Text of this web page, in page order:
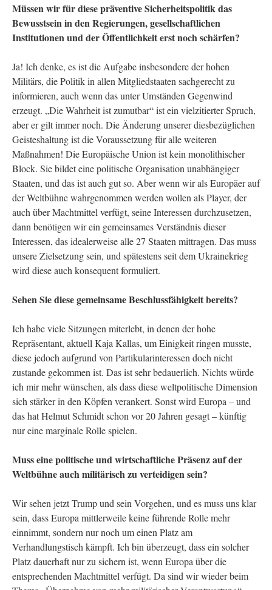
Müssen wir für diese präventive Sicherheitspolitik das
Bewusstsein in den Regierungen, gesellschaftlichen
Institutionen und der Öffentlichkeit erst noch schärfen?
Ja! Ich denke, es ist die Aufgabe insbesondere der hohen
Militärs, die Politik in allen Mitgliedstaaten sachgerecht zu
informieren, auch wenn das unter Umständen Gegenwind
erzeugt. „Die Wahrheit ist zumutbar“ ist ein vielzitierter Spruch,
aber er gilt immer noch. Die Änderung unserer diesbezüglichen
Geisteshaltung ist die Voraussetzung für alle weiteren
Maßnahmen! Die Europäische Union ist kein monolithischer
Block. Sie bildet eine politische Organisation unabhängiger
Staaten, und das ist auch gut so. Aber wenn wir als Europäer auf
der Weltbühne wahrgenommen werden wollen als Player, der
auch über Machtmittel verfügt, seine Interessen durchzusetzen,
dann benötigen wir ein gemeinsames Verständnis dieser
Interessen, das idealerweise alle 27 Staaten mittragen. Das muss
unsere Zielsetzung sein, und spätestens seit dem Ukrainekrieg
wird diese auch konsequent formuliert.
Sehen Sie diese gemeinsame Beschlussfähigkeit bereits?
Ich habe viele Sitzungen miterlebt, in denen der hohe
Repräsentant, aktuell Kaja Kallas, um Einigkeit ringen musste,
diese jedoch aufgrund von Partikularinteressen doch nicht
zustande gekommen ist. Das ist sehr bedauerlich. Nichts würde
ich mir mehr wünschen, als dass diese weltpolitische Dimension
sich stärker in den Köpfen verankert. Sonst wird Europa – und
das hat Helmut Schmidt schon vor 20 Jahren gesagt – künftig
nur eine marginale Rolle spielen.
Muss eine politische und wirtschaftliche Präsenz auf der
Weltbühne auch militärisch zu verteidigen sein?
Wir sehen jetzt Trump und sein Vorgehen, und es muss uns klar
sein, dass Europa mittlerweile keine führende Rolle mehr
einnimmt, sondern nur noch um einen Platz am
Verhandlungstisch kämpft. Ich bin überzeugt, dass ein solcher
Platz dauerhaft nur zu sichern ist, wenn Europa über die
entsprechenden Machtmittel verfügt. Da sind wir wieder beim